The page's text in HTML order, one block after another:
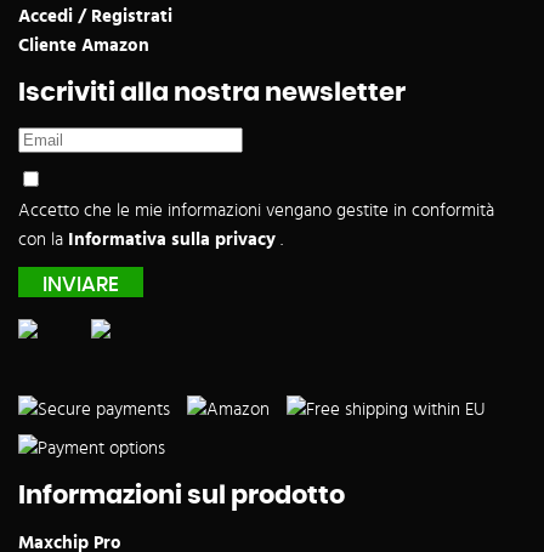
Accedi / Registrati
Cliente Amazon
Iscriviti alla nostra newsletter
Accetto che le mie informazioni vengano gestite in conformità
con la
Informativa sulla privacy .
Informazioni sul prodotto
Maxchip Pro